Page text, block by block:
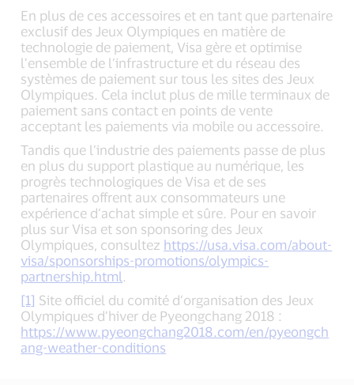
En plus de ces accessoires et en tant que partenaire
exclusif des Jeux Olympiques en matière de
technologie de paiement, Visa gère et optimise
l’ensemble de l’infrastructure et du réseau des
systèmes de paiement sur tous les sites des Jeux
Olympiques. Cela inclut plus de mille terminaux de
paiement sans contact en points de vente
acceptant les paiements via mobile ou accessoire.
Tandis que l’industrie des paiements passe de plus
en plus du support plastique au numérique, les
progrès technologiques de Visa et de ses
partenaires offrent aux consommateurs une
expérience d’achat simple et sûre. Pour en savoir
plus sur Visa et son sponsoring des Jeux
Olympiques, consultez https://usa.visa.com/about-
visa/sponsorships-promotions/olympics-
partnership.html
[1] Site officiel du comité d’organisation des Jeux
Olympiques d’hiver de Pyeongchang 2018 :
https://www.pyeongchang2018.com/en/pyeongch
ang-weather-conditions